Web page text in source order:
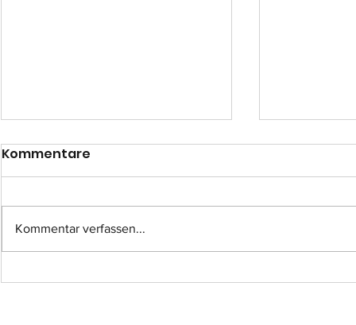
Einsatz-Nr.: 057
Kommentare
Kommentar verfassen...